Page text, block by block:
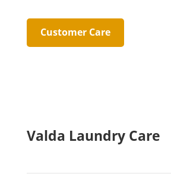
Customer Care
Valda Laundry Care